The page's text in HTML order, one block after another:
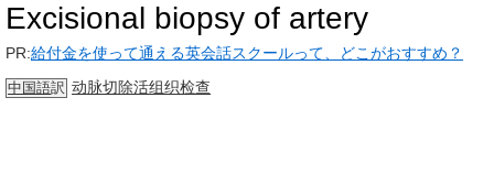
Excisional biopsy of artery
PR:給付金を使って通える英会話スクールって、どこがおすすめ？
中国語訳 动脉切除活组织检查